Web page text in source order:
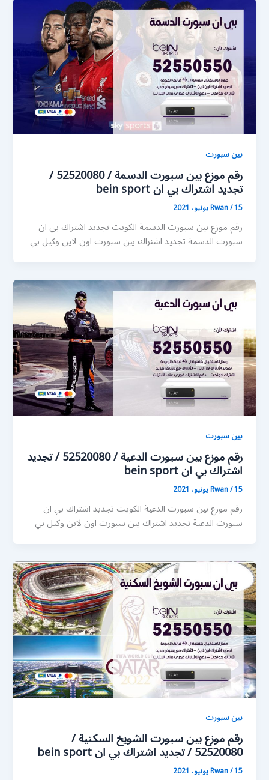
بين سبورت
رقم موزع بين سبورت الدسمة / 52520080 /
تجديد اشتراك بي ان bein sport
Rwan/15 يونيو، 2021
رقم موزع بين سبورت الدسمة الكويت تجديد اشتراك بي ان
سبورت الدسمة تجديد اشتراك بين سبورت اون لاين وكيل بي
بين سبورت
رقم موزع بين سبورت الدعية / 52520080 / تجديد
اشتراك بي ان bein sport
Rwan/15 يونيو، 2021
رقم موزع بين سبورت الدعية الكويت تجديد اشتراك بي ان
سبورت الدعية تجديد اشتراك بين سبورت اون لاين وكيل بي
بين سبورت
رقم موزع بين سبورت الشويخ السكنية /
52520080 / تجديد اشتراك بي ان bein sport
Rwan/15 يونيو، 2021